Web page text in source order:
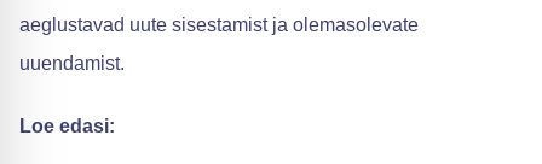
aeglustavad uute sisestamist ja olemasolevate
uuendamist.
Loe edasi: